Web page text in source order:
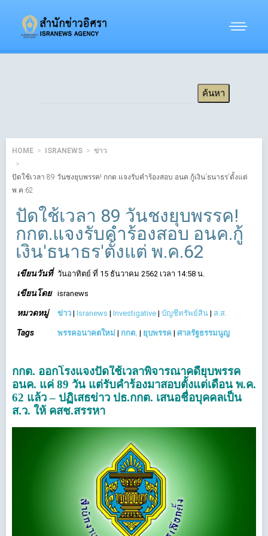
HOME ISRANEWS ข่าว
ปัดใช้เวลา 89 วันชงยุบพรรค! กกต.แจงรับคำร้องสอบ อนค.กู้เงิน'ธนาธร'ตั้งแต่
พ.ค.62
ปัดใช้เวลา 89 วันชงยุบพรรค!
กกต.แจงรับคำร้องสอบ อนค.กู้
เงิน'ธนาธร'ตั้งแต่ พ.ค.62
เขียนวันที่ วันอาทิตย์ ที่ 15 ธันวาคม 2562 เวลา 14:58 น.
เขียนโดย isranews
หมวดหมู่ ข่าว | Isranews | Investigative | บัญชีทรัพย์สิน | ส.ส.
Tags พรรคอนาคตใหม่ | กกต. | ยุบพรรค | ศาลรัฐธรรมนูญ
กกต. ออกโรงแจงปัดใช้เวลาพิจารณาคดียุบพรรค
อนค. แค่ 89 วัน แต่รับคำร้องมาสอบตั้งแต่เดือน พ.ค.
62 แล้ว – ปฏิเสธข่าว ปธ.กกต. เสนอชื่อบุคคลเป็น
ส.ว. ให้ คสช.สรรหา